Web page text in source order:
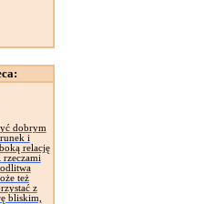
dobrym
i
relację
też
z
bliskim,